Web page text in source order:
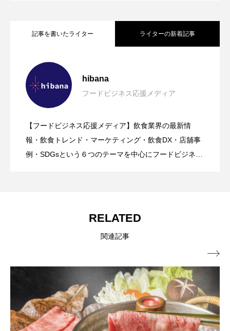
記事を書いたライター ライターの新着記事
hibana
フードビジネス応援メディア
【フードビジネス応援メディア】飲食業界の最新情
報・飲食トレンド・マーケティング・飲食DX・店舖事
例・SDGsという６つのテーマを中心にフードビジネ
2026.08.09
ら開催
2026.08.09
ーケティング・広報・デザイン】サービ
2026.08.08 【hibana｜飲食ニュース最新（8/8更
RELATED
関連記事
